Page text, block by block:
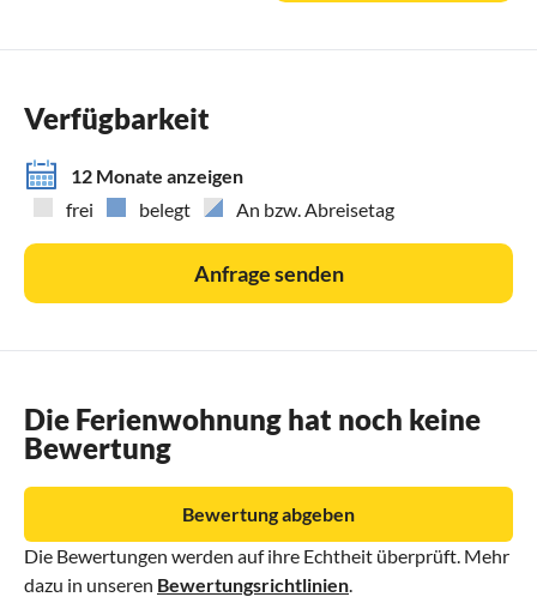
Verfügbarkeit
12 Monate anzeigen
frei
belegt An bzw. Abreisetag
Anfrage senden
Die Ferienwohnung hat noch keine
Bewertung
Die Bewertungen werden auf ihre Echtheit überprüft. Mehr
dazu in unseren Bewertungsrichtlinien
Bewertung abgeben